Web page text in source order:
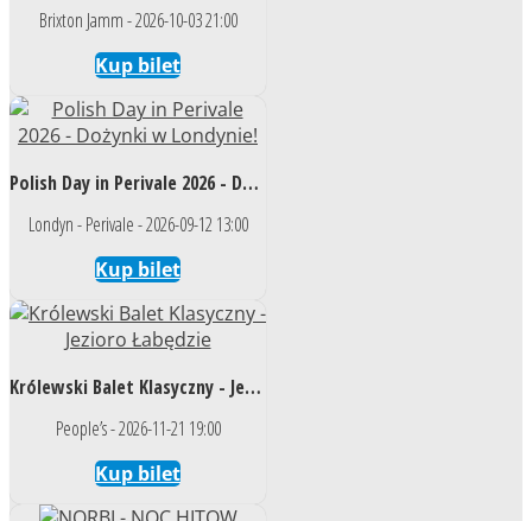
Brixton Jamm - 2026-10-03 21:00
Kup bilet
Polish Day in Perivale 2026 - Dożynki w Londynie!
Londyn - Perivale - 2026-09-12 13:00
Kup bilet
Królewski Balet Klasyczny - Jezioro Łabędzie
People’s - 2026-11-21 19:00
Kup bilet